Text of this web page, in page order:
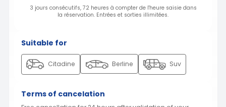
3 jours consécutifs, 72 heures à compter de l'heure saisie dans
la réservation. Entrées et sorties illimitées.
Suitable for
Citadine Berline Suv
Terms of cancelation